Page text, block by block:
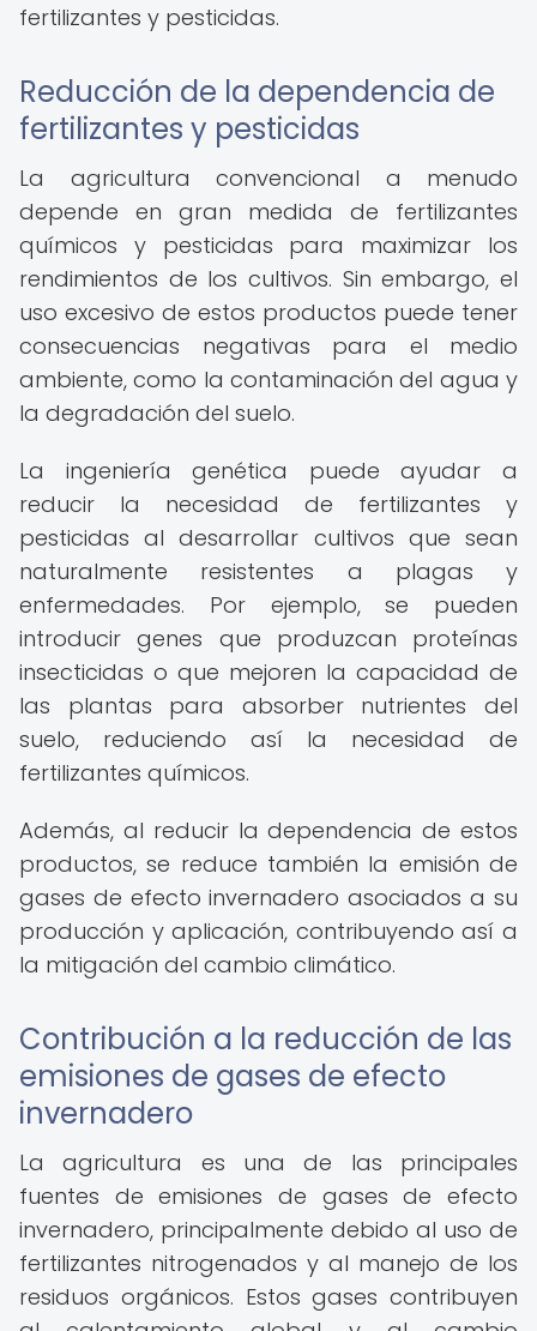
fertilizantes y pesticidas.
Reducción de la dependencia de
fertilizantes y pesticidas
La agricultura convencional a menudo
depende en gran medida de fertilizantes
químicos y pesticidas para maximizar los
rendimientos de los cultivos. Sin embargo, el
uso excesivo de estos productos puede tener
consecuencias negativas para el medio
ambiente, como la contaminación del agua y
la degradación del suelo.
La ingeniería genética puede ayudar a
reducir la necesidad de fertilizantes y
pesticidas al desarrollar cultivos que sean
naturalmente resistentes a plagas y
enfermedades. Por ejemplo, se pueden
introducir genes que produzcan proteínas
insecticidas o que mejoren la capacidad de
las plantas para absorber nutrientes del
suelo, reduciendo así la necesidad de
fertilizantes químicos.
Además, al reducir la dependencia de estos
productos, se reduce también la emisión de
gases de efecto invernadero asociados a su
producción y aplicación, contribuyendo así a
la mitigación del cambio climático.
Contribución a la reducción de las
emisiones de gases de efecto
invernadero
La agricultura es una de las principales
fuentes de emisiones de gases de efecto
invernadero, principalmente debido al uso de
fertilizantes nitrogenados y al manejo de los
residuos orgánicos. Estos gases contribuyen